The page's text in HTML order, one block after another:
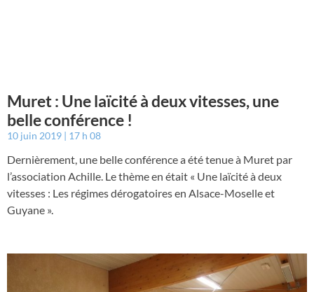
Muret : Une laïcité à deux vitesses, une
belle conférence !
10 juin 2019 17 h 08
Dernièrement, une belle conférence a été tenue à Muret par
l’association Achille. Le thème en était « Une laïcité à deux
vitesses : Les régimes dérogatoires en Alsace-Moselle et
Guyane ».